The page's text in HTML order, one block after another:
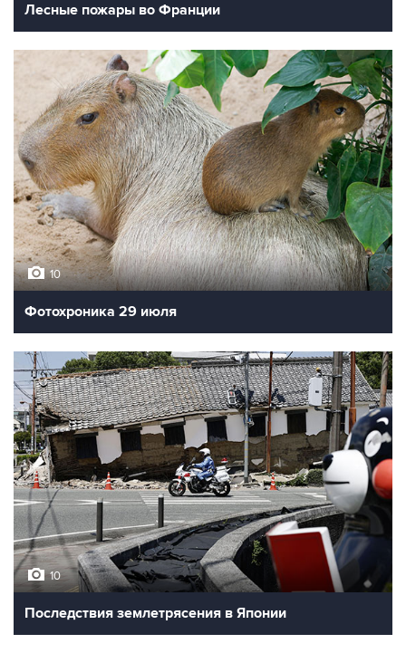
Лесные пожары во Франции
10
Фотохроника 29 июля
10
Последствия землетрясения в Японии